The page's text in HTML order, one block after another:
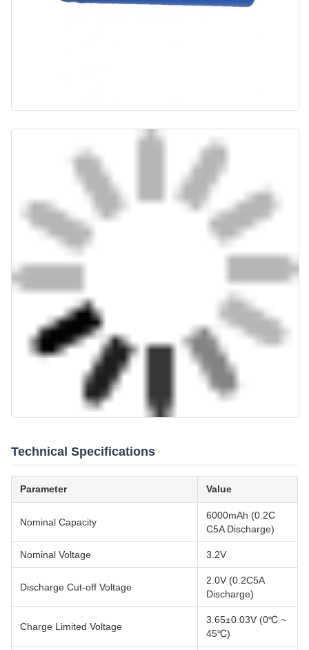
Technical Specifications
Parameter Value
Nominal Capacity
6000mAh (0.2C
C5A Discharge)
Nominal Voltage 3.2V
Discharge Cut-off Voltage
2.0V (0.2C5A
Discharge)
Charge Limited Voltage
3.65±0.03V (0℃ ~
45℃)